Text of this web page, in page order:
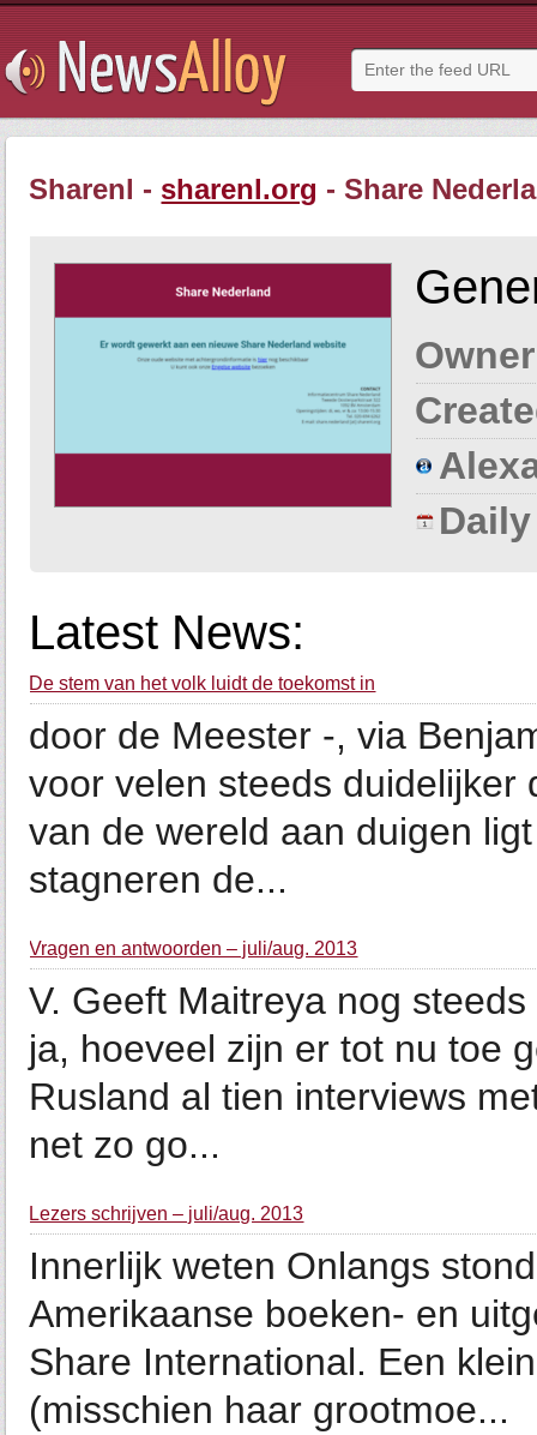
Sharenl - sharenl.org - Share
Latest News:
De stem van het volk luidt de toekomst in
door de Meester -, via
voor velen steeds duidelijker
van de wereld aan duigen
stagneren de...
Vragen en antwoorden – juli/aug. 2013
V. Geeft Maitreya nog
ja, hoeveel zijn er tot nu toe
Rusland al tien interviews
net zo go...
Lezers schrijven – juli/aug. 2013
Innerlijk weten Onlangs
Amerikaanse boeken- en
Share International. Een
(misschien haar grootmoe...